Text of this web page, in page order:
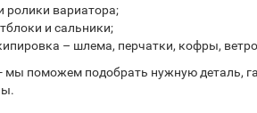
ролики вариатора;
и сальники;
– шлема, перчатки, кофры,
поможем подобрать нужную деталь,